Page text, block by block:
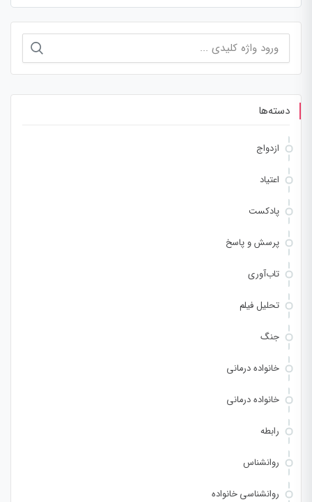
جستجو
برای:
دسته‌ها
ازدواج
اعتیاد
پادکست
پرسش و پاسخ
تاب‌آوری
تحلیل فیلم
جنگ
خانواده درمانی
خانواده درمانی
رابطه
روانشناس
روانشناسی خانواده